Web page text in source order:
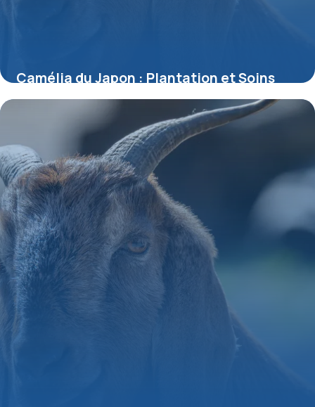
Camélia du Japon : Plantation et Soins
16 mai 2026